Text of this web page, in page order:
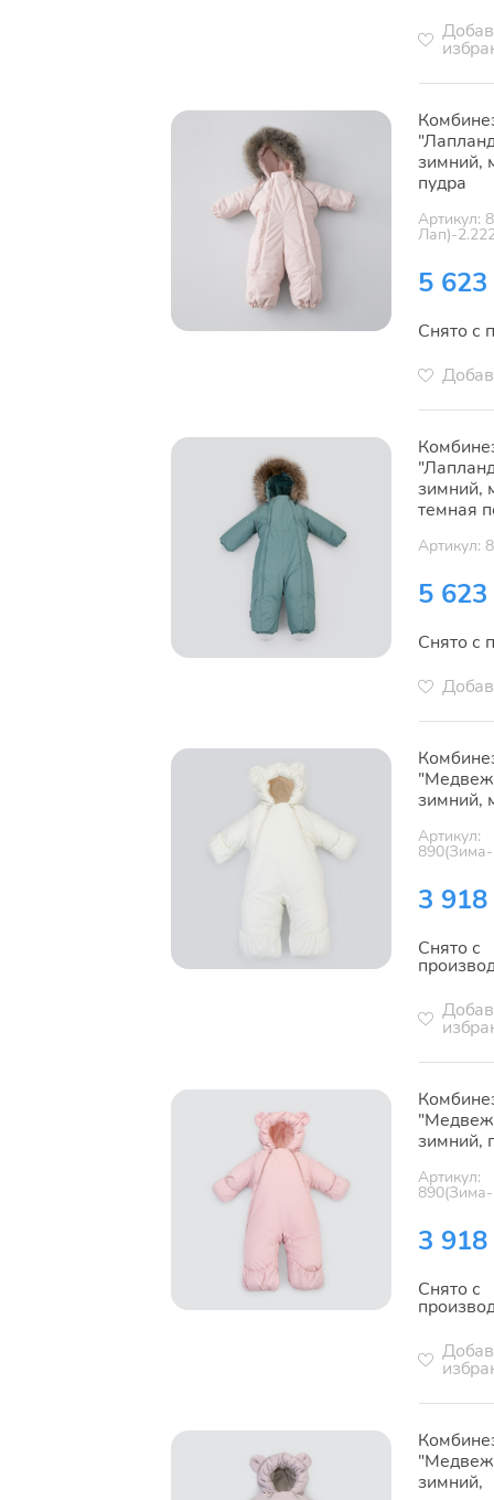
зимний,
пудра
Артикул:
Лап)-
5
Снято с
зимний,
темная
Артикул:
5
Снято с
зимний,
Артикул:
3
Снято с
зимний,
Артикул:
3
Снято с
зимний,